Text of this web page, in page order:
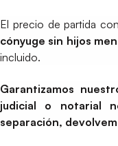
El precio de partida
cónyuge sin hijos
incluido.
Garantizamos
judicial o notarial
separación,